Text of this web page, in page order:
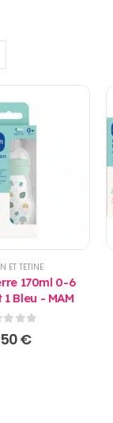
ET TETINE
170ml 0-6
Bleu - MAM
5 €